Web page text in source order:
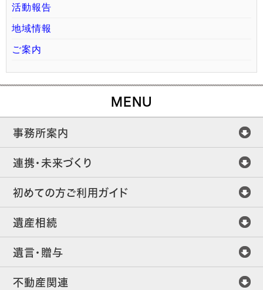
活動報告
地域情報
ご案内
MENU
事務所案内
連携・未来づくり
初めての方ご利用ガイド
遺産相続
遺言・贈与
不動産関連